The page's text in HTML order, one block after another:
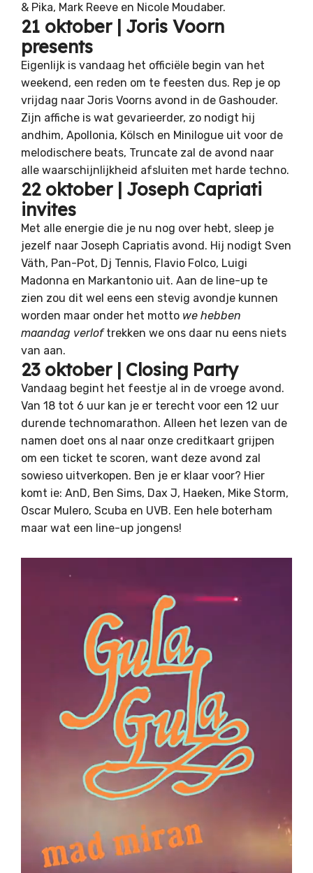
& Pika, Mark Reeve en Nicole Moudaber.
21 oktober | Joris Voorn
presents
Eigenlijk is vandaag het officiële begin van het
weekend, een reden om te feesten dus. Rep je op
vrijdag naar Joris Voorns avond in de Gashouder.
Zijn affiche is wat gevarieerder, zo nodigt hij
andhim, Apollonia, Kölsch en Minilogue uit voor de
melodischere beats, Truncate zal de avond naar
alle waarschijnlijkheid afsluiten met harde techno.
22 oktober | Joseph Capriati
invites
Met alle energie die je nu nog over hebt, sleep je
jezelf naar Joseph Capriatis avond. Hij nodigt Sven
Väth, Pan-Pot, Dj Tennis, Flavio Folco, Luigi
Madonna en Markantonio uit. Aan de line-up te
zien zou dit wel eens een stevig avondje kunnen
worden maar onder het motto we hebben
maandag verloftrekken we ons daar nu eens niets
van aan.
23 oktober | Closing Party
Vandaag begint het feestje al in de vroege avond.
Van 18 tot 6 uur kan je er terecht voor een 12 uur
durende technomarathon. Alleen het lezen van de
namen doet ons al naar onze creditkaart grijpen
om een ticket te scoren, want deze avond zal
sowieso uitverkopen. Ben je er klaar voor? Hier
komt ie: AnD, Ben Sims, Dax J, Haeken, Mike Storm,
Oscar Mulero, Scuba en UVB. Een hele boterham
maar wat een line-up jongens!